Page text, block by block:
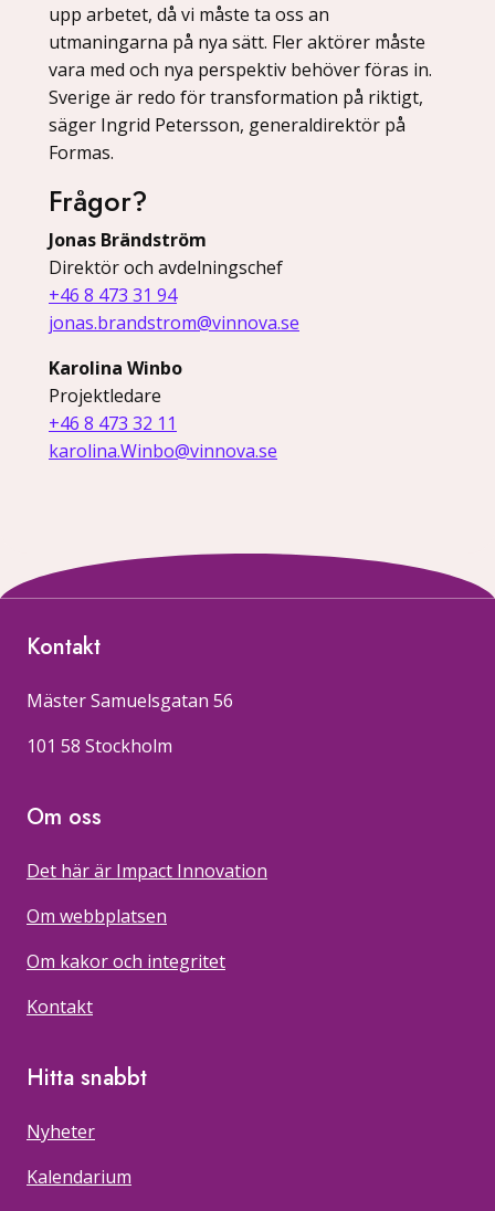
upp arbetet, då vi måste ta oss an
utmaningarna på nya sätt. Fler aktörer måste
vara med och nya perspektiv behöver föras in.
Sverige är redo för transformation på riktigt,
säger Ingrid Petersson, generaldirektör på
Formas.
Frågor?
Jonas Brändström
Direktör och avdelningschef
+46 8 473 31 94
jonas.brandstrom@vinnova.se
Karolina Winbo
Projektledare
+46 8 473 32 11
karolina.Winbo@vinnova.se
Kontakt
Mäster Samuelsgatan 56
101 58 Stockholm
Om oss
Det här är Impact Innovation
Om webbplatsen
Om kakor och integritet
Kontakt
Hitta snabbt
Nyheter
Kalendarium